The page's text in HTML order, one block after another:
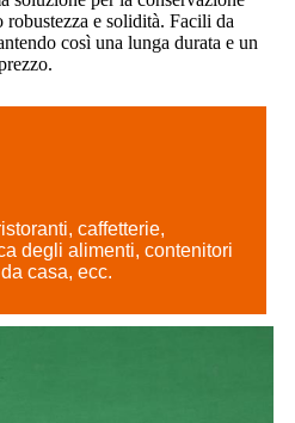
e solidità. Facili da
così una lunga durata e un
caffetterie,
degli alimenti, contenitori
casa, ecc.